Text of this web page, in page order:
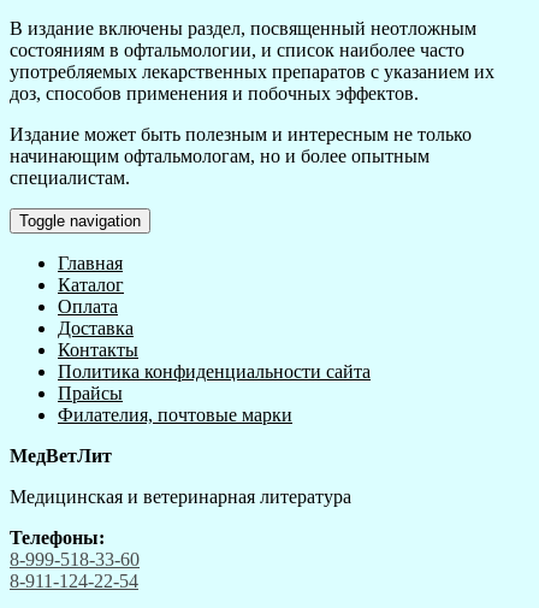
В издание включены раздел, посвященный неотложным
состояниям в офтальмологии, и список наиболее часто
употребляемых лекарственных препаратов с указанием их
доз, способов применения и побочных эффектов.
Издание может быть полезным и интересным не только
начинающим офтальмологам, но и более опытным
специалистам.
Toggle navigation
Главная
Каталог
Оплата
Доставка
Контакты
Политика конфиденциальности сайта
Прайсы
Филателия, почтовые марки
МедВетЛит
Медицинская и ветеринарная литература
Телефоны:
8-999-518-33-60
8-911-124-22-54